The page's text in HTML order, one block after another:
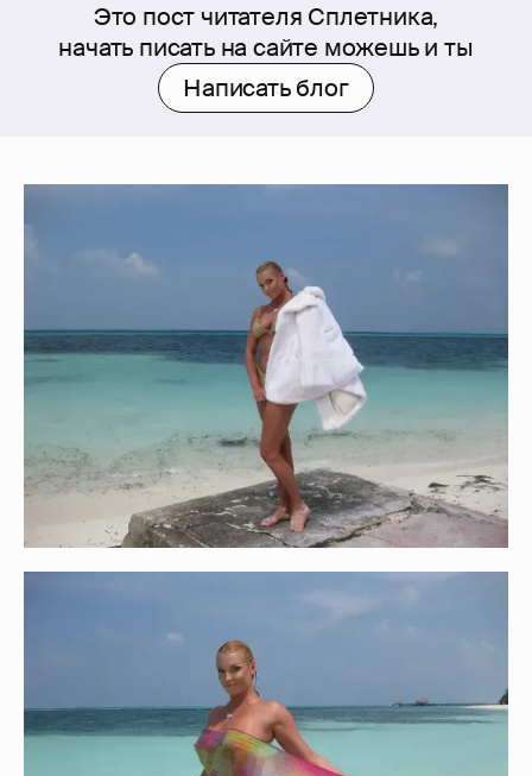
Это пост читателя Сплетника,
начать писать на сайте можешь и ты
Написать блог